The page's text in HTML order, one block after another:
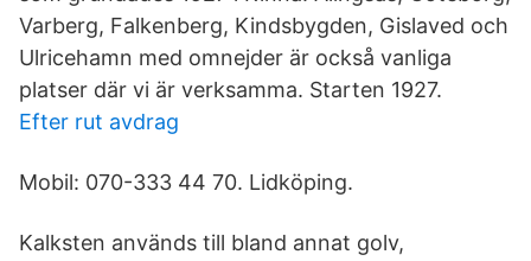
Varberg, Falkenberg, Kindsbygden, Gislaved och
Ulricehamn med omnejder är också vanliga
platser där vi är verksamma. Starten 1927.
Efter rut avdrag
Mobil: 070-333 44 70. Lidköping.
Kalksten används till bland annat golv,